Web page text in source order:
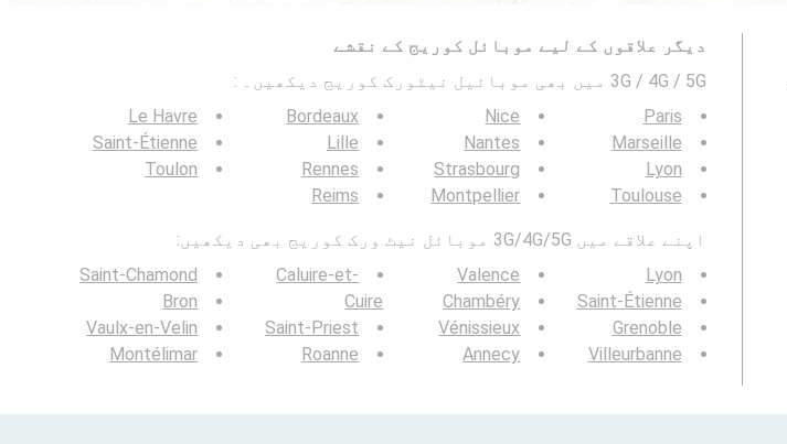
دیگر علاقوں کے لیے موبائل کوریج کے نقشے
3G / 4G / 5G میں بھی موبائیل نیٹورک کوریج دیکھیں۔ :
Paris
Marseille
Lyon
Toulouse
Nice
Nantes
Strasbourg
Montpellier
Bordeaux
Lille
Rennes
Reims
Le Havre
Saint-Étienne
Toulon
اپنے علاقے میں 3G/4G/5G موبائل نیٹ ورک کوریج بھی دیکھیں:
Lyon
Saint-Étienne
Grenoble
Villeurbanne
Valence
Chambéry
Vénissieux
Annecy
Caluire-et-
Cuire
Saint-Priest
Roanne
Saint-Chamond
Bron
Vaulx-en-Velin
Montélimar